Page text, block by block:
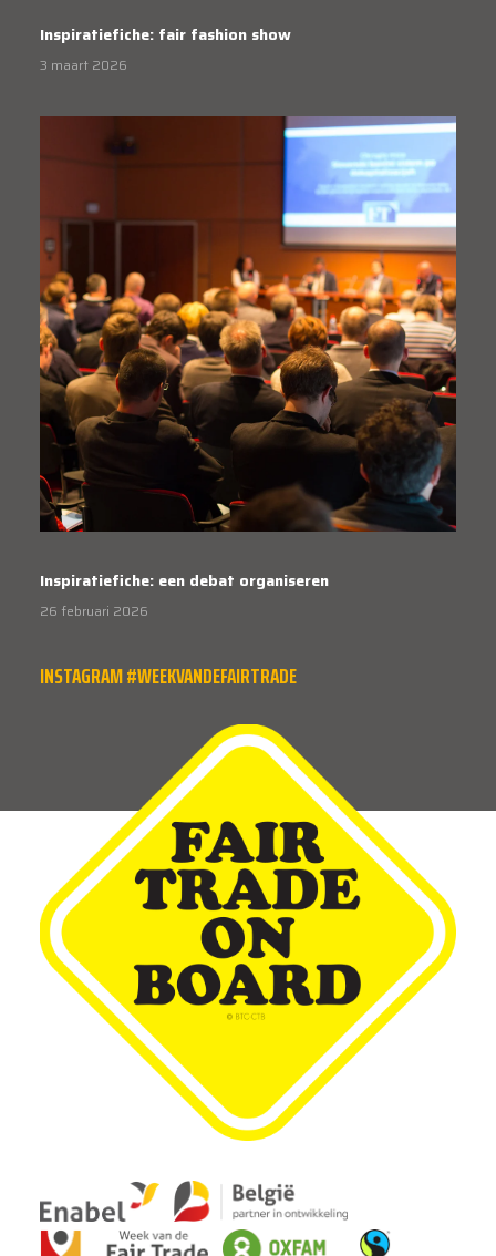
Inspiratiefiche: fair fashion show
3 maart 2026
Inspiratiefiche: een debat organiseren
26 februari 2026
INSTAGRAM #WEEKVANDEFAIRTRADE